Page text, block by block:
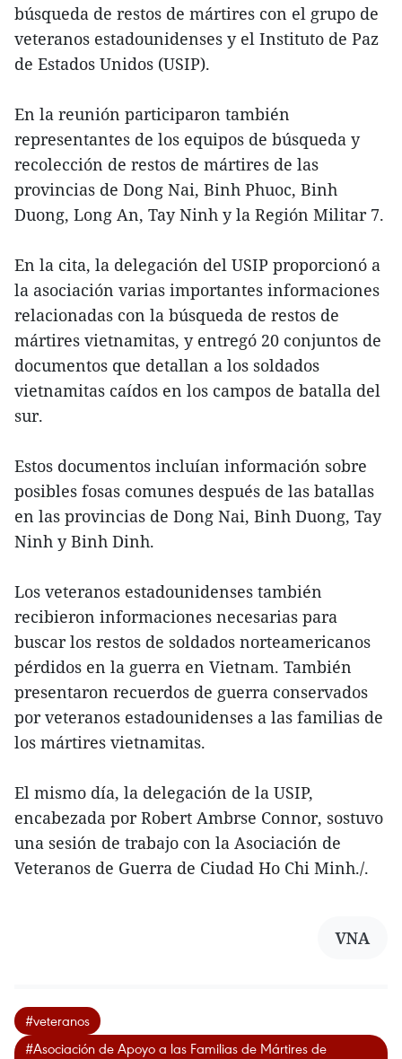
búsqueda de restos de mártires con el grupo de
veteranos estadounidenses y el Instituto de Paz
de Estados Unidos (USIP).
En la reunión participaron también
representantes de los equipos de búsqueda y
recolección de restos de mártires de las
provincias de Dong Nai, Binh Phuoc, Binh
Duong, Long An, Tay Ninh y la Región Militar 7.
En la cita, la delegación del USIP proporcionó a
la asociación varias importantes informaciones
relacionadas con la búsqueda de restos de
mártires vietnamitas, y entregó 20 conjuntos de
documentos que detallan a los soldados
vietnamitas caídos en los campos de batalla del
sur.
Estos documentos incluían información sobre
posibles fosas comunes después de las batallas
en las provincias de Dong Nai, Binh Duong, Tay
Ninh y Binh Dinh.
Los veteranos estadounidenses también
recibieron informaciones necesarias para
buscar los restos de soldados norteamericanos
pérdidos en la guerra en Vietnam. También
presentaron recuerdos de guerra conservados
por veteranos estadounidenses a las familias de
los mártires vietnamitas.
El mismo día, la delegación de la USIP,
encabezada por Robert Ambrse Connor, sostuvo
una sesión de trabajo con la Asociación de
Veteranos de Guerra de Ciudad Ho Chi Minh./.
VNA
#veteranos
#Asociación de Apoyo a las Familias de Mártires de